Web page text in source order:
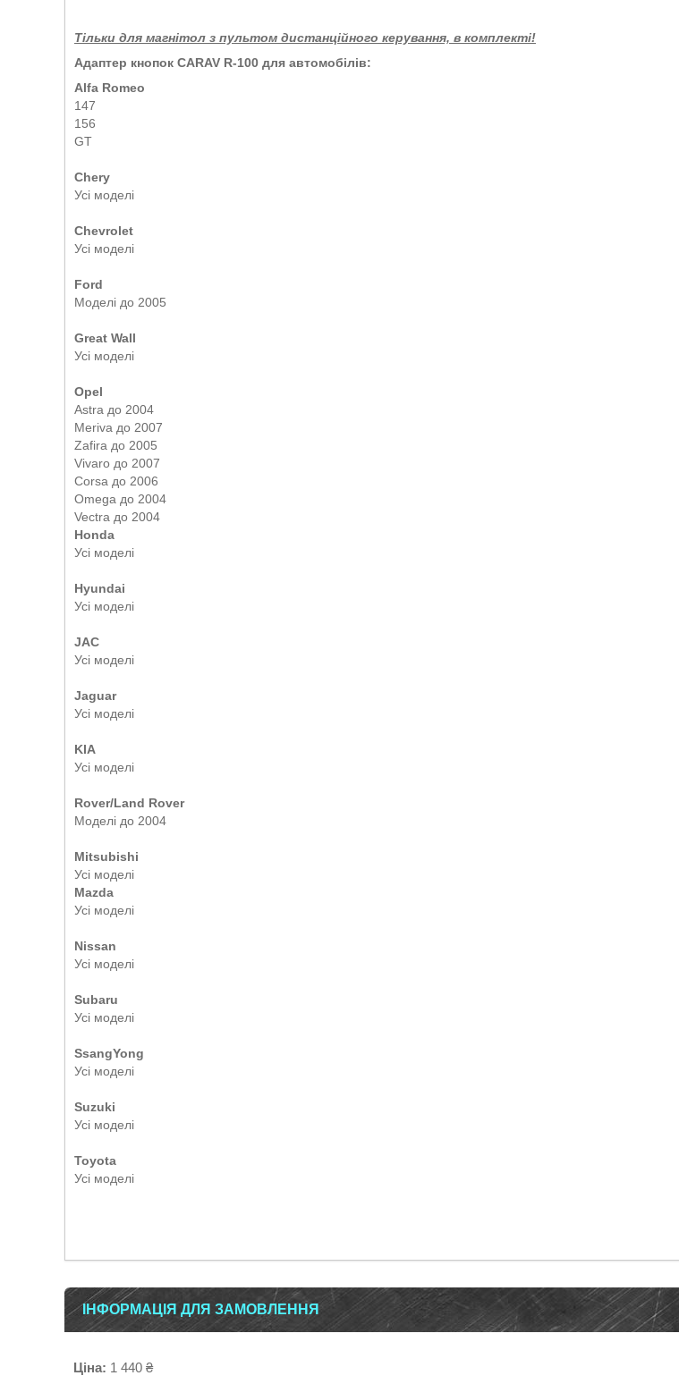
Тільки для магнітол з пультом дистанційного керування, в комплекті!
Адаптер кнопок CARAV R-100 для автомобілів:
Alfa Romeo
147
156
GT
Chery
Усі моделі
Chevrolet
Усі моделі
Ford
Моделі до 2005
Great Wall
Усі моделі
Opel
Astra до 2004
Meriva до 2007
Zafira до 2005
Vivaro до 2007
Corsa до 2006
Omega до 2004
Vectra до 2004
Honda
Усі моделі
Hyundai
Усі моделі
JAC
Усі моделі
Jaguar
Усі моделі
KIA
Усі моделі
Rover/Land Rover
Моделі до 2004
Mitsubishi
Усі моделі
Mazda
Усі моделі
Nissan
Усі моделі
Subaru
Усі моделі
SsangYong
Усі моделі
Suzuki
Усі моделі
Toyota
Усі моделі
ІНФОРМАЦІЯ ДЛЯ ЗАМОВЛЕННЯ
Ціна: 1 440 ₴